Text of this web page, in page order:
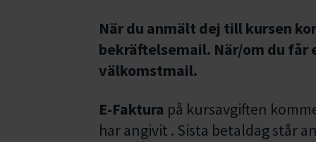
När du anmält dej till kursen
bekräftelsemail. När/om du
välkomstmail.
E-Faktura på kursavgiften
har angivit . Sista betaldag står